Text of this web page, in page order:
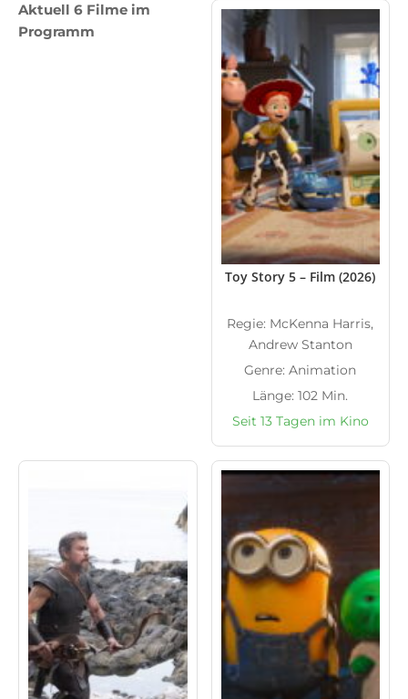
Aktuell 6 Filme im
Programm
Toy Story 5 – Film (2026)
Regie: McKenna Harris,
Andrew Stanton
Genre: Animation
Länge: 102 Min.
Seit 13 Tagen im Kino